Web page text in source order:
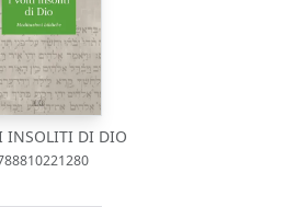
INSOLITI DI DIO